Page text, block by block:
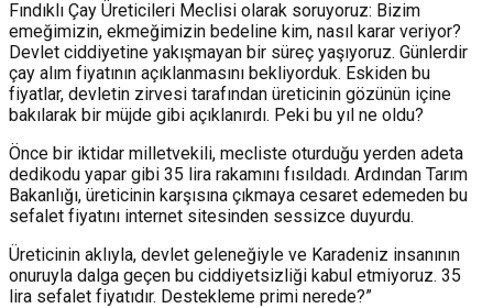
Fındıklı Çay Üreticileri Meclisi olarak soruyoruz: Bizim
emeğimizin, ekmeğimizin bedeline kim, nasıl karar veriyor?
Devlet ciddiyetine yakışmayan bir süreç yaşıyoruz. Günlerdir
çay alım fiyatının açıklanmasını bekliyorduk. Eskiden bu
fiyatlar, devletin zirvesi tarafından üreticinin gözünün içine
bakılarak bir müjde gibi açıklanırdı. Peki bu yıl ne oldu?
Önce bir iktidar milletvekili, mecliste oturduğu yerden adeta
dedikodu yapar gibi 35 lira rakamını fısıldadı. Ardından Tarım
Bakanlığı, üreticinin karşısına çıkmaya cesaret edemeden bu
sefalet fiyatını internet sitesinden sessizce duyurdu.
Üreticinin aklıyla, devlet geleneğiyle ve Karadeniz insanının
onuruyla dalga geçen bu ciddiyetsizliği kabul etmiyoruz. 35
lira sefalet fiyatıdır. Destekleme primi nerede?”